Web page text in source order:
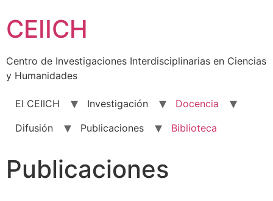
to
content
CEIICH
Centro de Investigaciones Interdisciplinarias en Ciencias
y Humanidades
El CEIICH Investigación
Docencia
Difusión
Publicaciones Biblioteca
Publicaciones